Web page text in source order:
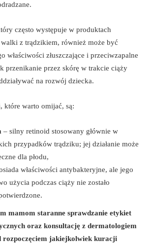
często występuje w produktach
z trądzikiem, również może być
właściwości złuszczające i przeciwzapalne
przenikanie przez skórę w trakcie ciąży
na rozwój dziecka.
które warto omijać, są:
– silny retinoid stosowany głównie w
przypadków trądziku; jej działanie może
dla płodu,
właściwości antybakteryjne, ale jego
użycia podczas ciąży nie zostało
mamom staranne sprawdzanie etykiet
oraz konsultację z dermatologiem
rozpoczęciem jakiejkolwiek kuracji